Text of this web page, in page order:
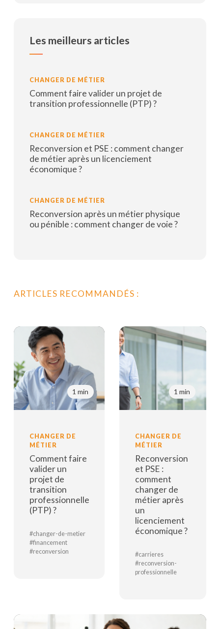
Les meilleurs articles
CHANGER DE MÉTIER
Comment faire valider un projet de
transition professionnelle (PTP) ?
CHANGER DE MÉTIER
Reconversion et PSE : comment changer
de métier après un licenciement
économique ?
CHANGER DE MÉTIER
Reconversion après un métier physique
ou pénible : comment changer de voie ?
ARTICLES RECOMMANDÉS :
1 min
CHANGER DE
MÉTIER
Comment faire
valider un
projet de
transition
professionnelle
(PTP) ?
#changer-de-metier
#financement
#reconversion
1 min
CHANGER DE
MÉTIER
Reconversion
et PSE :
comment
changer de
métier après
un
licenciement
économique ?
#carrieres
#reconversion-
professionnelle